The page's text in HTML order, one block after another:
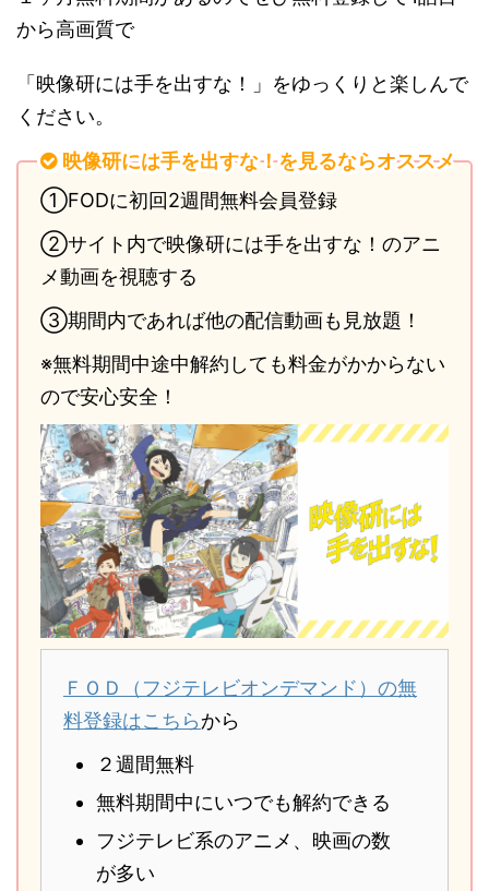
から高画質で
「映像研には手を出すな！」をゆっくりと楽しんで
ください。
映像研には手を出すな！を見るならオススメ
①FODに初回2週間無料会員登録
②サイト内で映像研には手を出すな！のアニ
メ動画を視聴する
③期間内であれば他の配信動画も見放題！
※無料期間中途中解約しても料金がかからない
ので安心安全！
ＦＯＤ（フジテレビオンデマンド）の無
料登録はこちらから
２週間無料
無料期間中にいつでも解約できる
フジテレビ系のアニメ、映画の数
が多い